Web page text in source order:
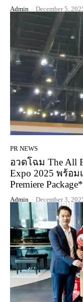
Admin - December 5,
PR NEWS
อวดโฉม The All
Expo 2025 พร้อม
Premiere Package*
Admin - December 3,